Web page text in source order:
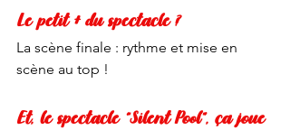
Le petit + du spectacle ?
La scène finale : rythme et mise en
scène au top !
Et, le spectacle “Silent Pool”, ça joue